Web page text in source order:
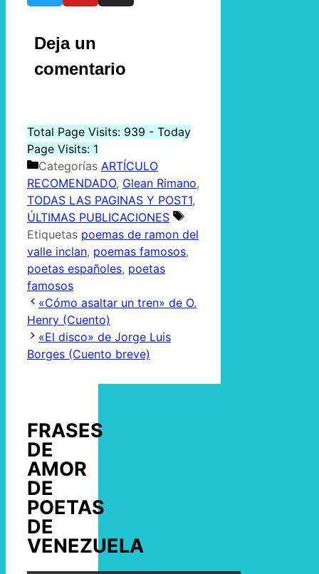
Deja un
comentario
Total Page Visits: 939 - Today
Page Visits: 1
Categorías ARTÍCULO
RECOMENDADO, Glean Rimano,
TODAS LAS PAGINAS Y POST1,
ÚLTIMAS PUBLICACIONES
Etiquetas poemas de ramon del
valle inclan, poemas famosos,
poetas españoles, poetas
famosos
«Cómo asaltar un tren» de O.
Henry (Cuento)
«El disco» de Jorge Luis
Borges (Cuento breve)
FRASES
DE
AMOR
DE
POETAS
DE
VENEZUELA